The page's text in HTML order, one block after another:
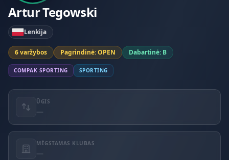
Artur Tegowski
Lenkija
6 varžybos Pagrindinė: OPEN Dabartinė: B
COMPAK SPORTING SPORTING
ŪGIS
—
MĖGSTAMAS KLUBAS
—